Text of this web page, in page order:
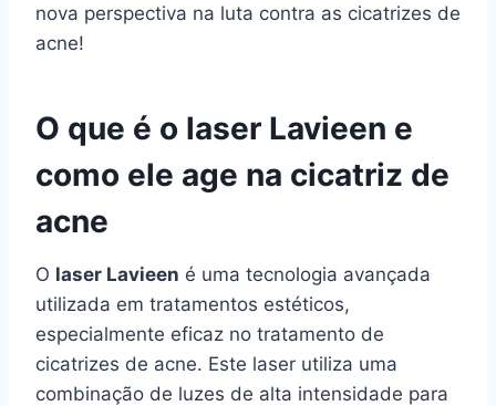
nova perspectiva na luta contra as cicatrizes de
acne!
O que é o laser Lavieen e
como ele age na cicatriz de
acne
O laser Lavieen é uma tecnologia avançada
utilizada em tratamentos estéticos,
especialmente eficaz no tratamento de
cicatrizes de acne. Este laser utiliza uma
combinação de luzes de alta intensidade para